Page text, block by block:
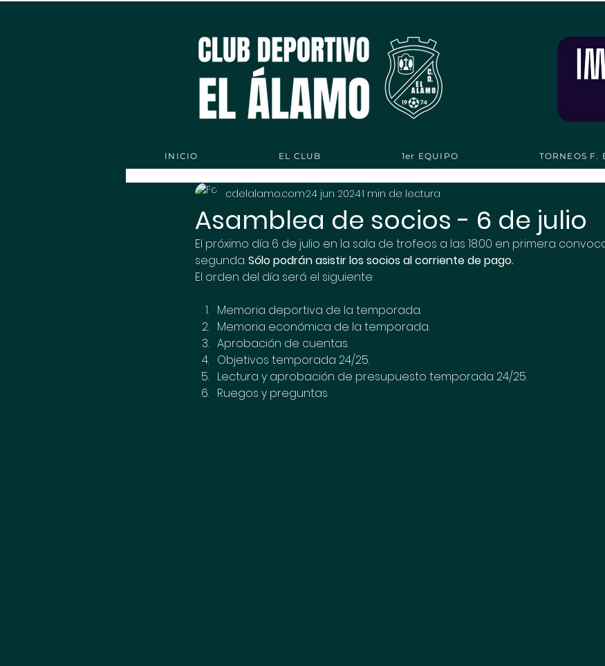
INICIO EL CLUB 1er EQUIPO TORNEOS F.
Asamblea de socios - 6 de julio
cdelalamo.com24 jun 20241 min de lectura
El próximo día 6 de julio en la sala de trofeos a las 18:00 en primera
segunda. Sólo podrán asistir los socios al corriente de pago.
El orden del día será el siguiente:
Memoria deportiva de la temporada.
Memoria económica de la temporada.
Aprobación de cuentas.
Objetivos temporada 24/25.
Lectura y aprobación de presupuesto temporada 24/25.
Ruegos y preguntas.